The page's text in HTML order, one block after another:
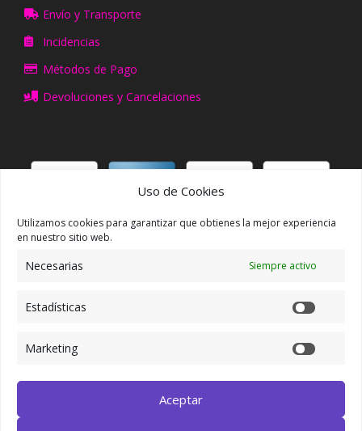
Uso de Cookies
Utilizamos cookies para garantizar que obtienes la mejor experiencia
en nuestro sitio web.
Necesarias Siempre activo
Estadísticas
Marketing
Aceptar
Envío y Transporte
Incidencias
Métodos de Pago
Devoluciones y Cancelaciones
ACCCESO/REGISTRO
Mi Cuenta
SÍGUENOS EN FACEBOOK